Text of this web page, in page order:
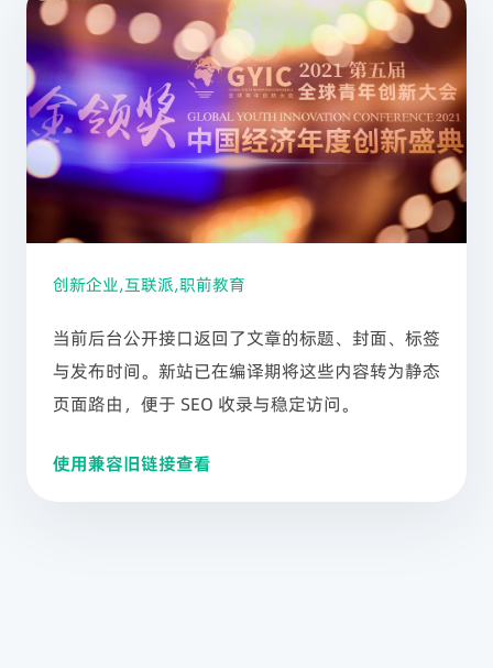
创新企业,互联派,职前教育
当前后台公开接口返回了文章的标题、封面、标签
与发布时间。新站已在编译期将这些内容转为静态
页面路由，便于 SEO 收录与稳定访问。
使用兼容旧链接查看